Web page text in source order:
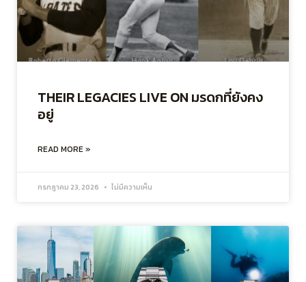
THEIR LEGACIES LIVE ON มรดกที่ยังคง
อยู่
READ MORE »
กรกฎาคม 23, 2026 ไม่มีความเห็น